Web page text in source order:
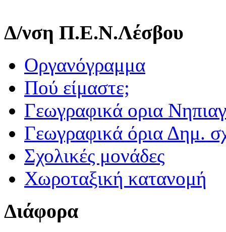
Δ/νση Π.Ε.Ν.Λέσβου
Οργανόγραμμα
Πού είμαστε;
Γεωγραφικά ορια
Γεωγραφικά όρια Δημ.
Σχολικές μονάδες
Χωροταξική κατανομή
Διάφορα